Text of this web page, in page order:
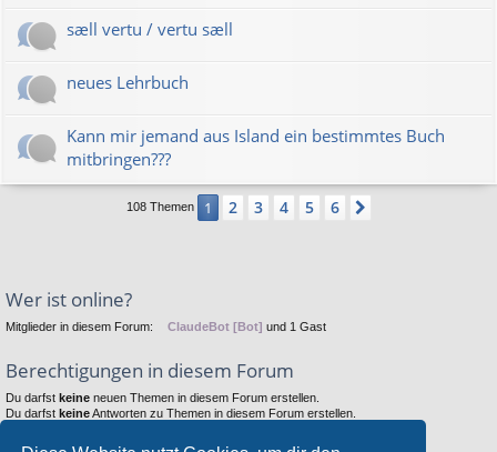
sæll vertu / vertu sæll
neues Lehrbuch
Kann mir jemand aus Island ein bestimmtes Buch
mitbringen???
108 Themen 1 2 3 4 5 6
Wer ist online?
Mitglieder in diesem Forum: ClaudeBot [Bot] und 1 Gast
Berechtigungen in diesem Forum
Du darfst keine neuen Themen in diesem Forum erstellen.
Du darfst keineAntworten zu Themen in diesem Forum erstellen.
Du darfst deine Beiträge in diesem Forum
löschen.